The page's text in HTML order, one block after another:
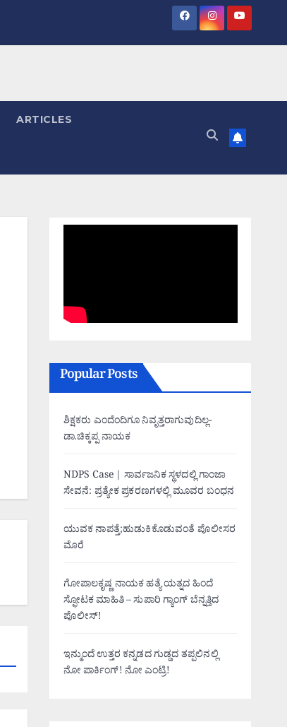
ARTICLES
Popular Posts
ಶಿಕ್ಷಕರು ಎಂದೆಂದಿಗೂ ನಿವೃತ್ತರಾಗುವುದಿಲ್ಲ-
ಡಾ.ಚಿಕ್ಕಪ್ಪ ನಾಯಕ
NDPS Case | ಸಾರ್ವಜನಿಕ ಸ್ಥಳದಲ್ಲಿ ಗಾಂಜಾ
ಸೇವನೆ: ಪ್ರತ್ಯೇಕ ಪ್ರಕರಣಗಳಲ್ಲಿ ಮೂವರ ಬಂಧನ
ಯುವಕ ನಾಪತ್ತೆ;ಹುಡುಕಿಕೊಡುವಂತೆ ಪೊಲೀಸರ
ಮೊರೆ
ಗೋಪಾಲಕೃಷ್ಣ ನಾಯಕ ಹತ್ಯೆ ಯತ್ನದ ಹಿಂದೆ
ಸ್ಫೋಟಕ ಮಾಹಿತಿ – ಸುಪಾರಿ ಗ್ಯಾಂಗ್ ಬೆನ್ನತ್ತಿದ
ಪೊಲೀಸ್!
ಇನ್ಮುಂದೆ ಉತ್ತರ ಕನ್ನಡದ ಗುಡ್ಡದ ತಪ್ಪಲಿನಲ್ಲಿ
ನೋ ಪಾರ್ಕಿಂಗ್! ನೋ ಎಂಟ್ರಿ!